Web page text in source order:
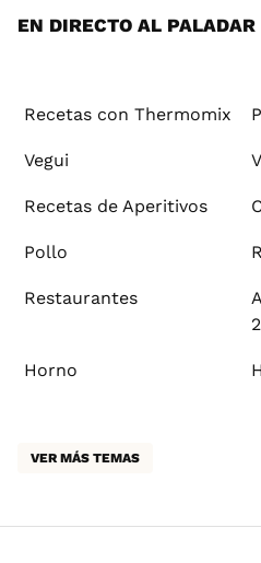
EN DIRECTO AL
Recetas con Thermomix
Vegui
Recetas de Aperitivos
Pollo
Restaurantes
Horno
VER MÁS TEMAS